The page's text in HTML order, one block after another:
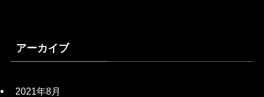
アーカイブ
2021年8月